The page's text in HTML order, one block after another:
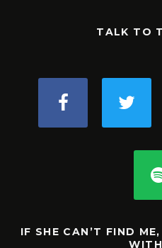
TALK TO
IF SHE CAN’T FIND